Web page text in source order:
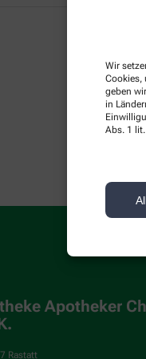
Wir
Cookies,
geben
in
Abs. 1
Apotheker
Rastatt